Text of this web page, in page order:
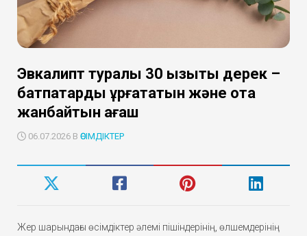
Эвкалипт туралы 30 қызықты дерек –
батпақтарды құрғататын және отқа
жанбайтын ағаш
06.07.2026 В ӨСІМДІКТЕР
Жер шарындағы өсімдіктер әлемі пішіндерінің, өлшемдерінің